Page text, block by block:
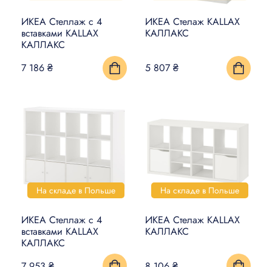
ИКЕА Стеллаж с 4
вставками KALLAX
КАЛЛАКС
7 186 ₴
ИКЕА Стелаж KALLAX
КАЛЛАКС
5 807 ₴
На складе в Польше
ИКЕА Стеллаж с 4
вставками KALLAX
КАЛЛАКС
На складе в Польше
ИКЕА Стелаж KALLAX
КАЛЛАКС